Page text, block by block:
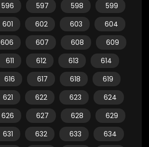
596 597 598
599
601 602 603
604
606 607 608
609
611 612 613
614
616 617 618
619
621 622 623
624
626 627 628
629
631 632 633
634